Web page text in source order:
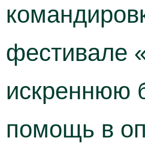
фестивале
искреннюю
помощь в